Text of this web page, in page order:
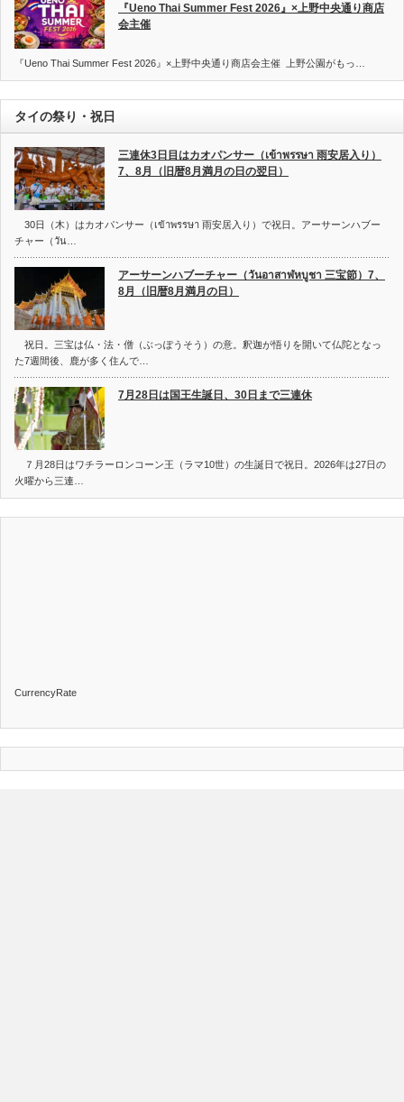
『Ueno Thai Summer Fest 2026』×上野中央通り商店
会主催
『Ueno Thai Summer Fest 2026』×上野中央通り商店会主催 上野公園がもっ…
タイの祭り・祝日
三連休3日目はカオパンサー（เข้าพรรษา 雨安居入り）
7、8月（旧暦8月満月の日の翌日）
30日（木）はカオパンサー（เข้าพรรษา 雨安居入り）で祝日。アーサーンハブー
チャー（วัน…
アーサーンハブーチャー（วันอาสาฬหบูชา 三宝節）7、
8月（旧暦8月満月の日）
祝日。三宝は仏・法・僧（ぶっぽうそう）の意。釈迦が悟りを開いて仏陀となっ
た7週間後、鹿が多く住んで…
7月28日は国王生誕日、30日まで三連休
７月28日はワチラーロンコーン王（ラマ10世）の生誕日で祝日。2026年は27日の
火曜から三連…
CurrencyRate